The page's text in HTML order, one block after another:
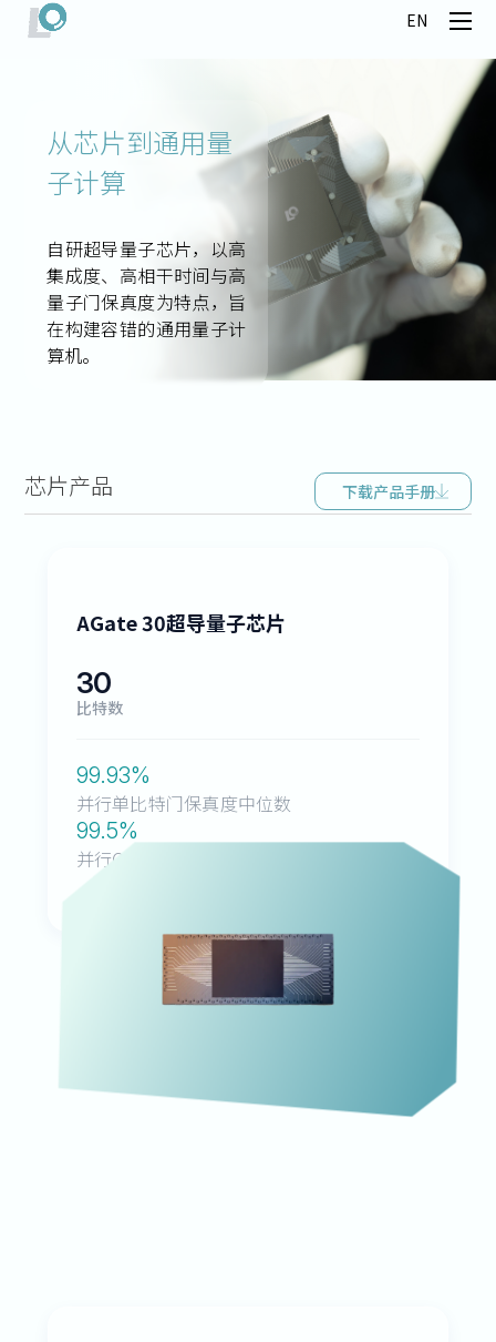
EN
从芯片到通用量
子计算
自研超导量子芯片，以高
集成度、高相干时间与高
量子门保真度为特点，旨
在构建容错的通用量子计
算机。
芯片产品 下载产品手册
AGate 30超导量子芯片
30
比特数
99.93%
并行单比特门保真度中位数
99.5%
并行CZ门保真度中位数